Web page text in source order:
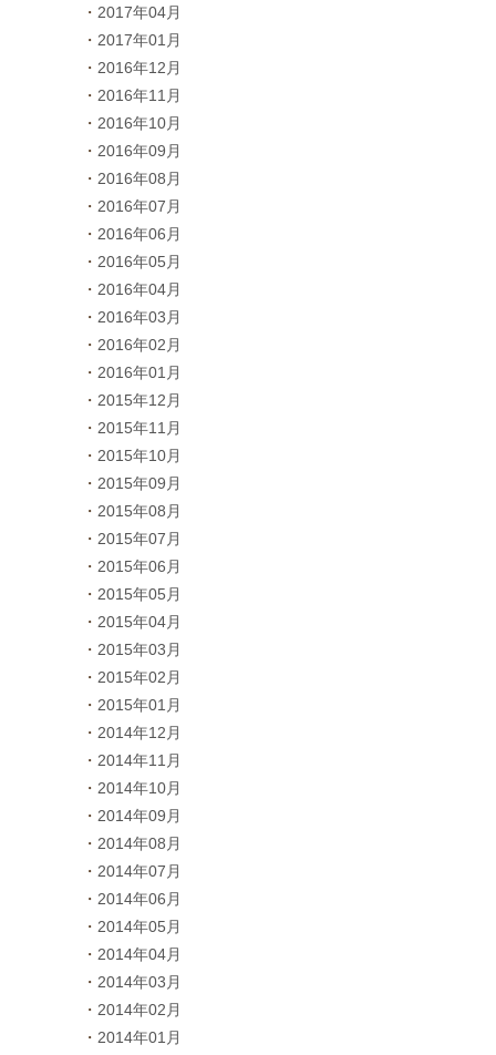
2017年04月
2017年01月
2016年12月
2016年11月
2016年10月
2016年09月
2016年08月
2016年07月
2016年06月
2016年05月
2016年04月
2016年03月
2016年02月
2016年01月
2015年12月
2015年11月
2015年10月
2015年09月
2015年08月
2015年07月
2015年06月
2015年05月
2015年04月
2015年03月
2015年02月
2015年01月
2014年12月
2014年11月
2014年10月
2014年09月
2014年08月
2014年07月
2014年06月
2014年05月
2014年04月
2014年03月
2014年02月
2014年01月